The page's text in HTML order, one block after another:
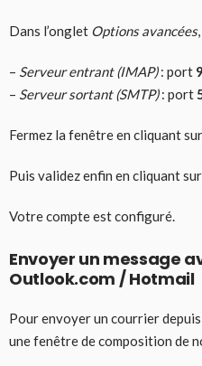
Dans l’onglet Options avancées
– Serveur entrant (IMAP): port
– Serveur sortant (SMTP): port
Fermez la fenêtre en cliquant
Puis validez enfin en cliquant sur
Votre compte est configuré.
Envoyer un message
Outlook.com / Hotmail
Pour envoyer un courrier
une fenêtre de composition de